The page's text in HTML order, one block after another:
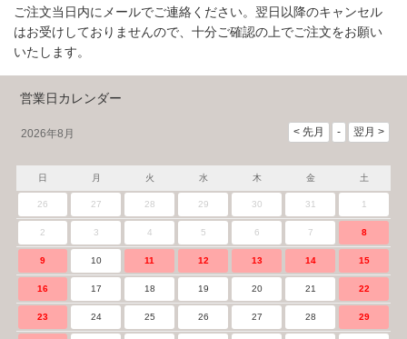
ご注文当日内にメールでご連絡ください。翌日以降のキャンセル
はお受けしておりませんので、十分ご確認の上でご注文をお願い
いたします。
営業日カレンダー
2026年8月
日 月 火 水 木 金 土
26 27 28 29 30 31 1
2 3 4 5 6 7 8
9 10 11 12 13 14 15
16 17 18 19 20 21 22
23 24 25 26 27 28 29